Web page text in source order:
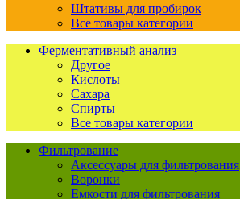
Штативы для пробирок
Все товары категории
Ферментативный анализ
Другое
Кислоты
Сахара
Спирты
Все товары категории
Фильтрование
Аксессуары для фильтрования
Воронки
Емкости для фильтрования